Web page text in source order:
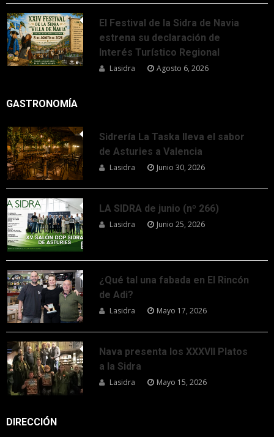
El Festival de la Sidra de Navia
estrena su declaración de
Interés Turístico Regional
Lasidra Agosto 6, 2026
GASTRONOMÍA
Sidrería La Taska lleva el sabor
de Asturies a Valencia
Lasidra Junio 30, 2026
LA SIDRA de junio (nº 266)
Lasidra Junio 25, 2026
¿Qué tal una fabada en El Rincón
de Adi?
Lasidra Mayo 17, 2026
Nava presenta los XXXVII Platos
a la Sidra
Lasidra Mayo 15, 2026
DIRECCIÓN